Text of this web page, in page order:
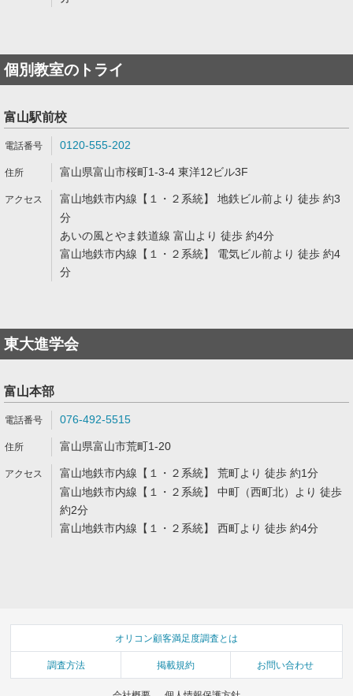
個別教室のトライ
富山駅前校
0120-555-202
富山県富山市桜町1-3-4 東洋12ビル3F
富山地鉄市内線【１・２系統】 地鉄ビル前より 徒歩 約3
分
あいの風とやま鉄道線 富山より 徒歩 約4分
富山地鉄市内線【１・２系統】 電気ビル前より 徒歩 約4
分
東大進学会
富山本部
076-492-5515
富山県富山市荒町1-20
富山地鉄市内線【１・２系統】 荒町より 徒歩 約1分
富山地鉄市内線【１・２系統】 中町（西町北）より 徒歩
約2分
富山地鉄市内線【１・２系統】 西町より 徒歩 約4分
オリコン顧客満足度調査とは
調査方法 掲載規約 お問い合わせ